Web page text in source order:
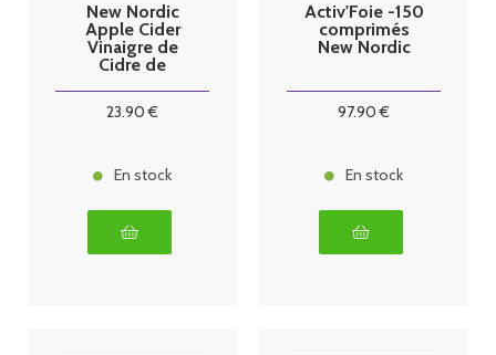
New Nordic
Apple Cider
Vinaigre de
Cidre de
23.90 €
En stock
Activ'Foie -150
comprimés
New Nordic
97.90 €
En stock